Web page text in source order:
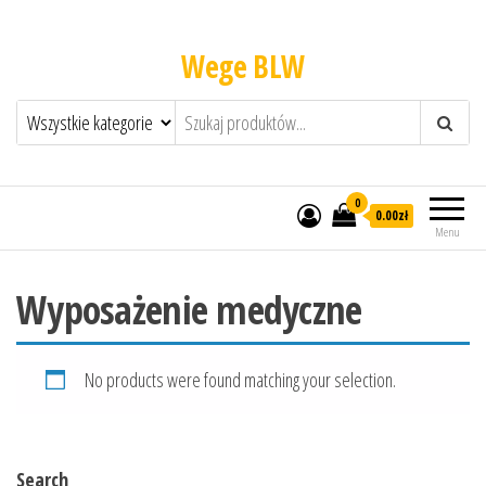
Wege BLW
Menu
0
0.00zł
Wyposażenie medyczne
No products were found matching your selection.
Search